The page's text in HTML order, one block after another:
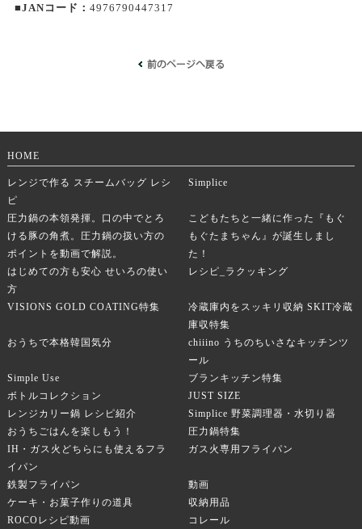
■JANコード： 4976790447317
HOME
レンジで作る スチームバッグ レシ
ピ
Simplice
圧力鍋の本領発揮。口の中でとろ
ける豚の角煮。圧力鍋の扱い方の
ポイントを動画で解説。
こどもたちと一緒に作った『もぐ
もぐたまちゃん』が誕生しまし
た！
はじめての方も安心 せいろの使い
方
レシピ_ラクッキング
VISIONS GOLD COATING特集
冷蔵庫内をスッキリ収納 SKIT冷蔵
庫収特集
おうちで本格韓国気分
chiiino うちのちいさなキッチンツ
ール
Simple Use
ブランキッチン特集
ボトルコレクション
JUST SIZE
レンジカリー鍋 レシピ紹介
Simplice 野菜調理器・水切り器
おうちごはんを楽しもう！
圧力鍋特集
IH・ガス火どちらにも使えるフラ
イパン
ガス火専用フライパン
鉄製フライパン
動画
ケーキ・お菓子作りの道具
収納用品
ROCOレシピ動画
コレール